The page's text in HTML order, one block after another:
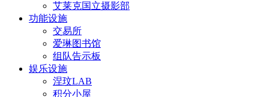
艾莱克国立摄影部
功能设施
交易所
爱琳图书馆
组队告示板
娱乐设施
涅玟LAB
积分小屋